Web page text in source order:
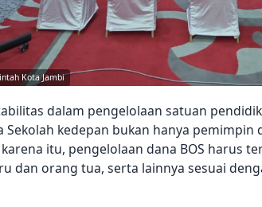
Kota Jambi
dalam pengelolaan satuan
Sekolah kedepan bukan hanya
itu, pengelolaan dana BOS harus
dan orang tua, serta lainnya sesuai